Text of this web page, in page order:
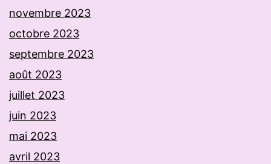
novembre 2023
octobre 2023
septembre 2023
août 2023
juillet 2023
juin 2023
mai 2023
avril 2023